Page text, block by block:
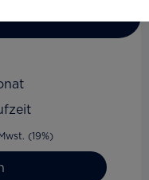
(19%)